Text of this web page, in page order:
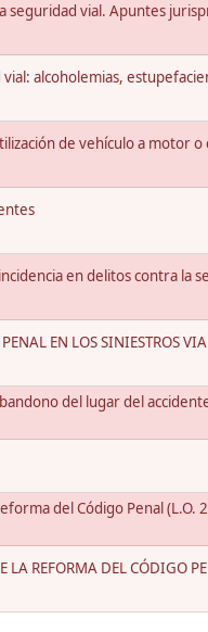
seguridad vial. Apuntes
alcoholemias,
de vehículo a motor
en delitos contra la
EN LOS SINIESTROS
del lugar del
del Código Penal (L.O.
LA REFORMA DEL CÓDIGO